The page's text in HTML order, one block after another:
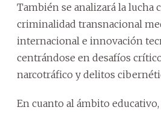
También se analizará la lucha
criminalidad transnacional
internacional e innovación
centrándose en desafíos
narcotráfico y delitos
En cuanto al ámbito